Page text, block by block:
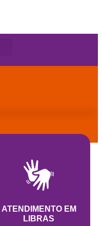
ATENDIMENTO EM
LIBRAS